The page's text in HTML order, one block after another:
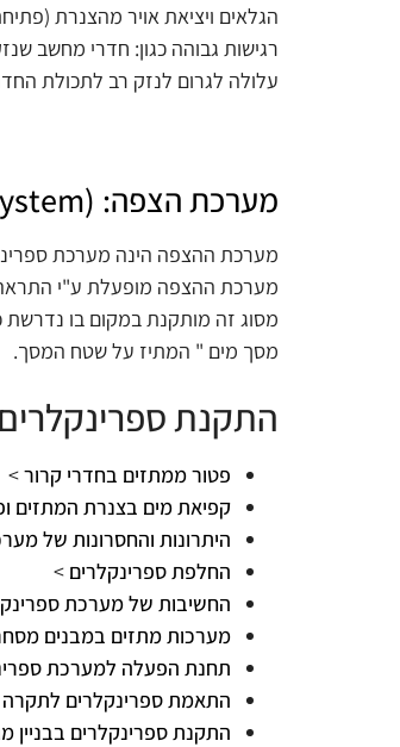
הגלאים ויציאת אויר מהצנרת
רגישות גבוהה כגון: חדרי מחשב
עלולה לגרום לנזק רב לתכולת
מערכת הצפה: (Deluge System)
מערכת ההצפה הינה מערכת
מערכת ההצפה מופעלת ע"י
מסוג זה מותקנת במקום בו
מסך מים " המתיז על שטח המסך.
התקנת
פטור ממתזים בחדרי קרור>
קפיאת מים בצנרת המתזים
היתרונות והחסרונות של
החלפת ספרינקלרים >
החשיבות של מערכת
מערכות מתזים במבנים
תחנת הפעלה למערכת
התאמת ספרינקלרים לתקרה
התקנת ספרינקלרים בבניין